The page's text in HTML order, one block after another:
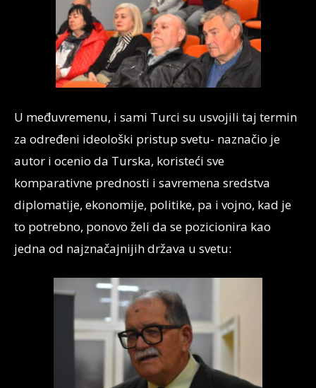
U međuvremenu, i sami Turci su usvojili taj termin
za određeni ideološki pristup svetu- naznačio je
autor i ocenio da Turska, koristeći sve
komparativne prednosti i savremena sredstva
diplomatije, ekonomije, politike, pa i vojno, kad je
to potrebno, ponovo želi da se pozicionira kao
jedna od najznačajnijih država u svetu: